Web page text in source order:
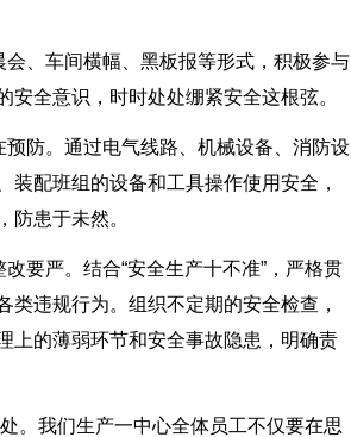
会、车间横幅、黑板报等形式，积极参与
全意识，时时处处绷紧安全这根弦。
预防。通过电气线路、机械设备、消防设
配班组的设备和工具操作使用安全，
防患于未然。
要严。结合“安全生产十不准”，严格贯
违规行为。组织不定期的安全检查，
上的薄弱环节和安全事故隐患，明确责
。我们生产一中心全体员工不仅要在思